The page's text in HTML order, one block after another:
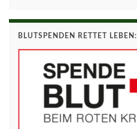
BLUTSPENDEN RETTET LEBEN: